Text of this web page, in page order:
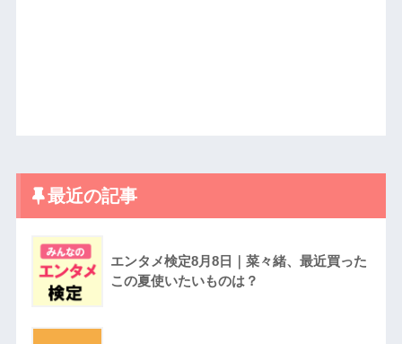
最近の記事
エンタメ検定8月8日｜菜々緒、最近買った
この夏使いたいものは？